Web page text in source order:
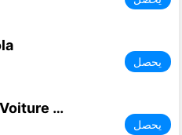
يحصل
Aramisauto - Voiture occasion
يحصل